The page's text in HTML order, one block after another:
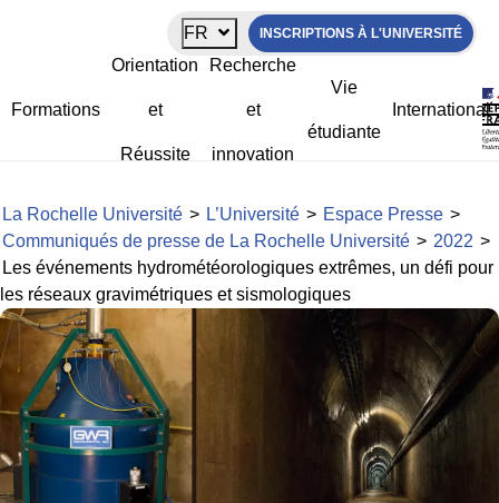
FR INSCRIPTIONS À L'UNIVERSITÉ
Formations
Orientation
et
Réussite
Recherche
et
innovation
Vie
étudiante
International
Les événements
hydrométéorologiques extrêmes, un
défi pour les réseaux gravimétriques et
La Rochelle Université > L’Université > Espace Presse >
Communiqués de presse de La Rochelle Université > 2022 >
Les événements hydrométéorologiques extrêmes, un défi pour
les réseaux gravimétriques et sismologiques
Panneau de gestion des cookies